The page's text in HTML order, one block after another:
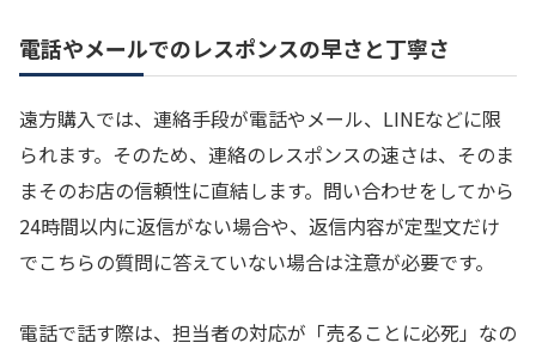
電話やメールでのレスポンスの早さと丁寧さ
遠方購入では、連絡手段が電話やメール、LINEなどに限
られます。そのため、連絡のレスポンスの速さは、そのま
まそのお店の信頼性に直結します。問い合わせをしてから
24時間以内に返信がない場合や、返信内容が定型文だけ
でこちらの質問に答えていない場合は注意が必要です。
電話で話す際は、担当者の対応が「売ることに必死」なの